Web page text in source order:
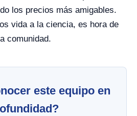
los precios más amigables.
vida a la ciencia, es hora de
comunidad.
este equipo en